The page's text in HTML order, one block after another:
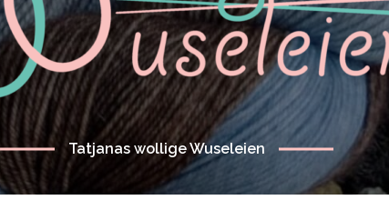
Tatjanas wollige Wuseleien